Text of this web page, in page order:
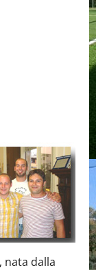
nata dalla